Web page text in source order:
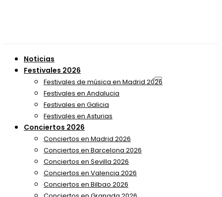
Noticias
Festivales 2026
Festivales de música en Madrid 2026
Festivales en Andalucia
Festivales en Galicia
Festivales en Asturias
Conciertos 2026
Conciertos en Madrid 2026
Conciertos en Barcelona 2026
Conciertos en Sevilla 2026
Conciertos en Valencia 2026
Conciertos en Bilbao 2026